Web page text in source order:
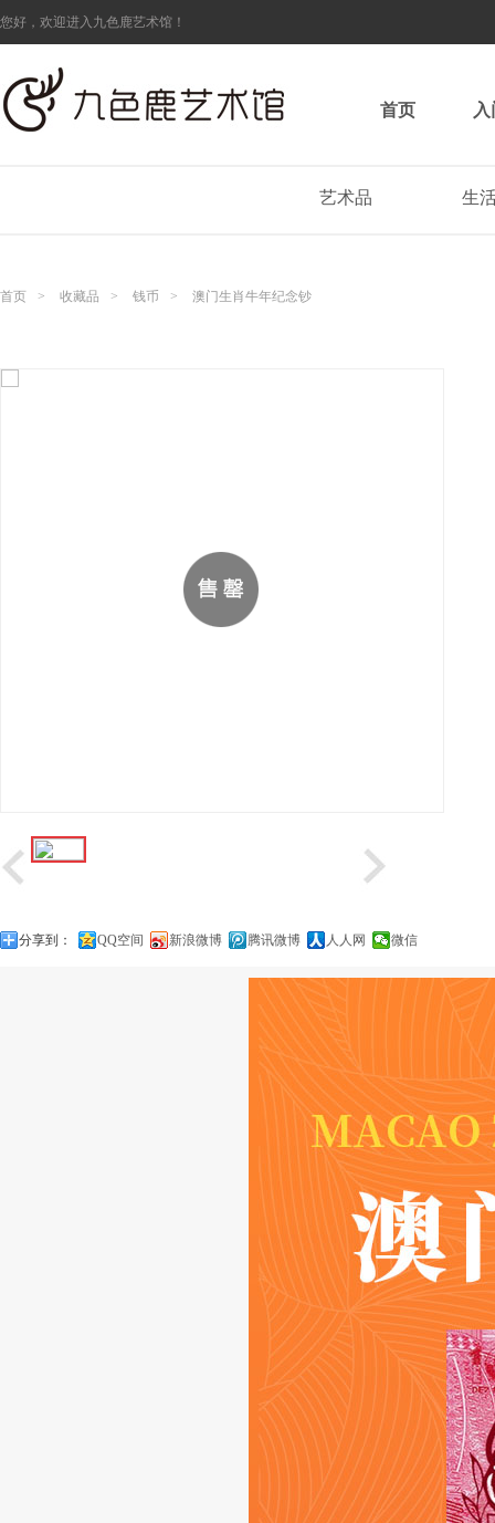
您好，欢迎进入九色鹿艺术馆！
首页
艺术品 生
首页 > 收藏品 > 钱币 > 澳门生肖牛年纪念钞
分享到： QQ空间 新浪微博 腾讯微博 人人网 微信